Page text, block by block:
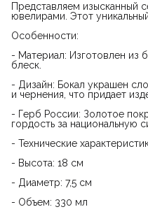
Представляем изысканный
ювелирами. Этот
Особенности:
- Материал: Изготовлен из
блеск.
- Дизайн: Бокал украшен
и чернения, что придает
- Герб России: Золотое
гордость за национальную
- Технические
- Высота: 18 см
- Диаметр: 7,5 см
- Объем: 330 мл